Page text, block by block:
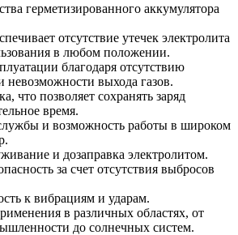
герметизированного аккумулятора
отсутствие утечек электролита
в любом положении.
благодаря отсутствию
невозможности выхода газов.
что позволяет сохранять заряд
время.
и возможность работы в широком
и дозаправка электролитом.
за счет отсутствия выбросов
к вибрациям и ударам.
в различных областях, от
до солнечных систем.